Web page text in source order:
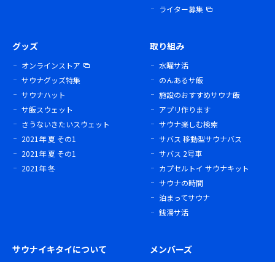
ライター募集
グッズ
オンラインストア
サウナグッズ特集
サウナハット
サ飯スウェット
さうないきたいスウェット
2021年 夏 その1
2021年 夏 その1
2021年 冬
取り組み
水曜サ活
のんあるサ飯
施設のおすすめサウナ飯
アプリ作ります
サウナ楽しむ検索
サバス 移動型サウナバス
サバス 2号車
カプセルトイ サウナキット
サウナの時間
泊まってサウナ
銭湯サ活
サウナイキタイについて メンバーズ